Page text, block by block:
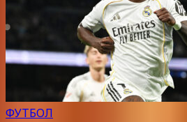
ФУТБОЛ